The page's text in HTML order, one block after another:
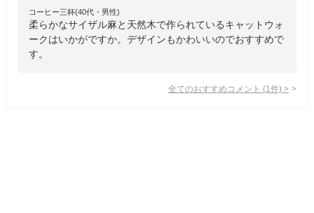
コーヒー三杯(40代・男性)
柔らかなサイザル麻と天然木で作られているキャットウォ
ークはいかがですか。デザインもかわいいのでおすすめで
す。
全てのおすすめコメント (1 件) >